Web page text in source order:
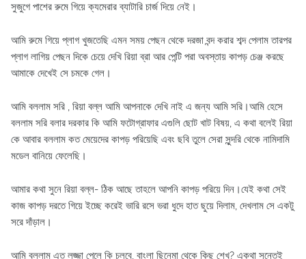
সুজুগে পাশের রুমে গিয়ে ক্যমেরার ব্যাটারি চার্জ দিয়ে নেই।
আমি রুমে গিয়ে প্লাগ খুজতেছি এমন সময় পেছন থেকে দরজা বন্দ করার শব্দ পেলাম তারপর
প্লাগ লাগিয় পেছন দিকে চেয়ে দেখি রিয়া ব্রা আর পেন্টি পরা অবস্তায় কাপড় চেঞ্জ করছে
আমাকে দেখেই সে চমকে গেল।
আমি বললাম সরি , রিয়া বল্ল আমি আপনাকে দেখি নাই এ জন্য আমি সরি।আমি হেসে
বললাম সরি বলার দরকার কি আমি ফটোগ্রাফার এগুলি ছোট খাট বিষয়, এ কথা বলেই রিয়া
কে আবার বললাম কত মেয়েদের কাপড় পরিয়েছি এবং ছবি তুলে সেরা সুন্দরি থেকে নামিদামি
মডেল বানিয়ে ফেলেছি।
আমার কথা সুনে রিয়া বল্ল- ঠিক আছে তাহলে আপনি কাপড় পরিয়ে দিন।যেই কথা সেই
কাজ কাপড় দরতে গিয়ে ইচ্ছে করেই ভারি রসে ভরা ধুদে হাত ছুয়ে দিলাম, দেখলাম সে একটু
সরে দাঁড়াল।
আমি বললাম এত লজ্জা পেলে কি চলবে, বাংলা ছিনেমা থেকে কিছু শেখ? একথা সুন্তেই